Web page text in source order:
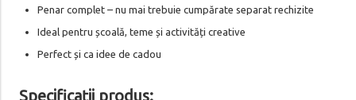
Penar complet – nu mai trebuie cumpărate separat rechizite
Ideal pentru școală, teme și activități creative
Perfect și ca idee de cadou
Specificații produs: